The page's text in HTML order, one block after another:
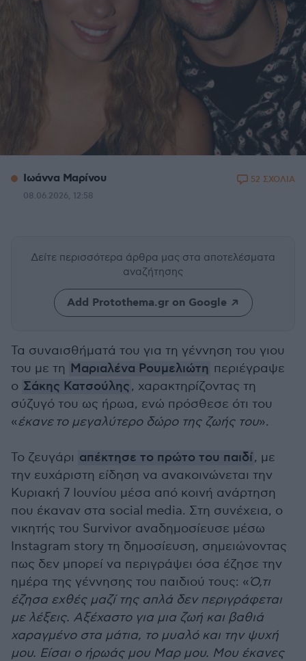
Ιωάννα Μαρίνου
08.06.2026, 12:58
52 ΣΧΟΛΙΑ
Δείτε περισσότερα άρθρα μας στα αποτελέσματα
αναζήτησης
Add Protothema.gr on Google
Τα συναισθήματά του για τη γέννηση του γιου
του με τη Μαριαλένα Ρουμελιώτη περιέγραψε
ο Σάκης Κατσούλης, χαρακτηρίζοντας τη
σύζυγό του ως ήρωα, ενώ πρόσθεσε ότι του
«έκανε το μεγαλύτερο δώρο της ζωής του».
Το ζευγάρι απέκτησε το πρώτο του παιδί, με
την ευχάριστη είδηση να ανακοινώνεται την
Κυριακή 7 Ιουνίου μέσα από κοινή ανάρτηση
που έκαναν στα social media. Στη συνέχεια, ο
νικητής του Survivor αναδημοσίευσε μέσω
Instagram story τη δημοσίευση, σημειώνοντας
πως δεν μπορεί να περιγράψει όσα έζησε την
ημέρα της γέννησης του παιδιού τους: «Ό,τι
έζησα εχθές μαζί της απλά δεν περιγράφεται
με λέξεις. Αξέχαστο για μια ζωή και βαθιά
χαραγμένο στα μάτια, το μυαλό και την ψυχή
μου. Είσαι ο ήρωάς μου Μαρ μου. Μου έκανες